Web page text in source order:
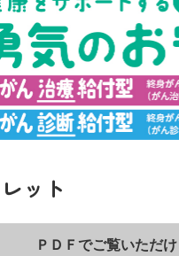
ット
ＰＤＦでご覧いただ